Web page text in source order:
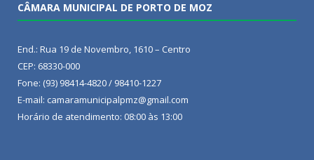
CÂMARA MUNICIPAL DE PORTO DE MOZ
End.: Rua 19 de Novembro, 1610 – Centro
CEP: 68330-000
Fone: (93) 98414-4820 / 98410-1227
E-mail: camaramunicipalpmz@gmail.com
Horário de atendimento: 08:00 às 13:00